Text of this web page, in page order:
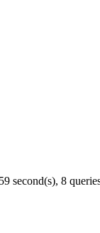
second(s), 8